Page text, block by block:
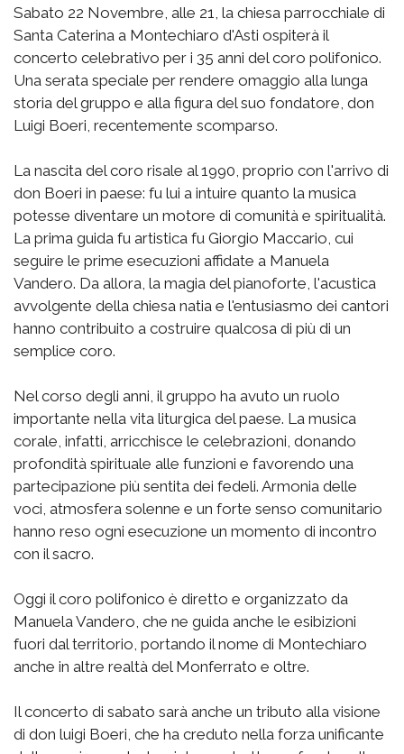
Sabato 22 Novembre, alle 21, la chiesa parrocchiale di
Santa Caterina a Montechiaro d'Asti ospiterà il
concerto celebrativo per i 35 anni del coro polifonico.
Una serata speciale per rendere omaggio alla lunga
storia del gruppo e alla figura del suo fondatore, don
Luigi Boeri, recentemente scomparso.
La nascita del coro risale al 1990, proprio con l'arrivo di
don Boeri in paese: fu lui a intuire quanto la musica
potesse diventare un motore di comunità e spiritualità.
La prima guida fu artistica fu Giorgio Maccario, cui
seguire le prime esecuzioni affidate a Manuela
Vandero. Da allora, la magia del pianoforte, l'acustica
avvolgente della chiesa natia e l'entusiasmo dei cantori
hanno contribuito a costruire qualcosa di più di un
semplice coro.
Nel corso degli anni, il gruppo ha avuto un ruolo
importante nella vita liturgica del paese. La musica
corale, infatti, arricchisce le celebrazioni, donando
profondità spirituale alle funzioni e favorendo una
partecipazione più sentita dei fedeli. Armonia delle
voci, atmosfera solenne e un forte senso comunitario
hanno reso ogni esecuzione un momento di incontro
con il sacro.
Oggi il coro polifonico è diretto e organizzato da
Manuela Vandero, che ne guida anche le esibizioni
fuori dal territorio, portando il nome di Montechiaro
anche in altre realtà del Monferrato e oltre.
Il concerto di sabato sarà anche un tributo alla visione
di don luigi Boeri, che ha creduto nella forza unificante